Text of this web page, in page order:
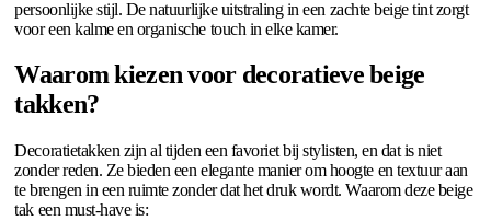
persoonlijke stijl. De natuurlijke uitstraling in een zachte beige tint zorgt
voor een kalme en organische touch in elke kamer.
Waarom kiezen voor decoratieve beige
takken?
Decoratietakken zijn al tijden een favoriet bij stylisten, en dat is niet
zonder reden. Ze bieden een elegante manier om hoogte en textuur aan
te brengen in een ruimte zonder dat het druk wordt. Waarom deze beige
tak een must-have is: